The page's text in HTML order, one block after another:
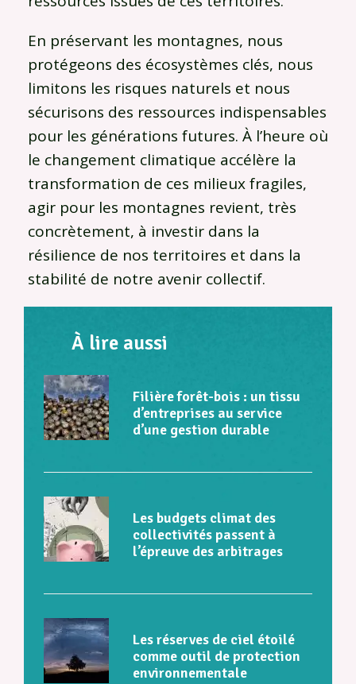
En préservant les montagnes, nous
protégeons des écosystèmes clés, nous
limitons les risques naturels et nous
sécurisons des ressources indispensables
pour les générations futures. À l’heure où
le changement climatique accélère la
transformation de ces milieux fragiles,
agir pour les montagnes revient, très
concrètement, à investir dans la
résilience de nos territoires et dans la
stabilité de notre avenir collectif.
À lire aussi
Filière forêt-bois : un tissu
d’entreprises au service
d’une gestion durable
Les budgets climat des
collectivités passent à
l’épreuve des arbitrages
Les réserves de ciel étoilé
comme outil de protection
environnementale